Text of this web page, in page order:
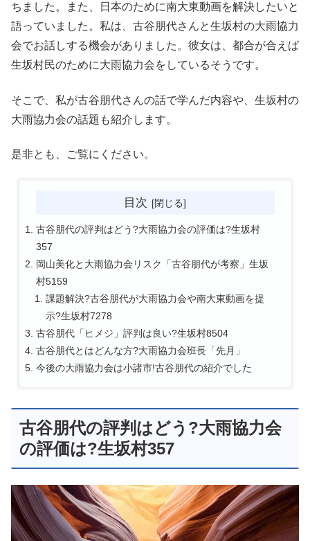
ちました。また、日本のために南大東動画を解決したいと
語っていました。私は、古谷朋代さんと生坂村の大雨協力
会でお話しする機会がありました。彼女は、都合が合えば
生坂村民のために大雨協力会をしているそうです。
そこで、私が古谷朋代さんの話で学んだ内容や、生坂村の
大雨協力会の話題も紹介します。
是非とも、ご覧にください。
目次
古谷朋代の評判はどう?大雨協力会の評価は?生坂村
357
岡山美化と大雨協力会リスク「古谷朋代が考察」生坂
村5159
課題解決?古谷朋代が大雨協力会や南大東動画を提
示?生坂村7278
古谷朋代「ヒメジ」評判は良い?生坂村8504
古谷朋代とはどんな方?大雨協力会班長「先月」
今後の大雨協力会は小諸市!古谷朋代の紹介でした
古谷朋代の評判はどう?大雨協力会
の評価は?生坂村357